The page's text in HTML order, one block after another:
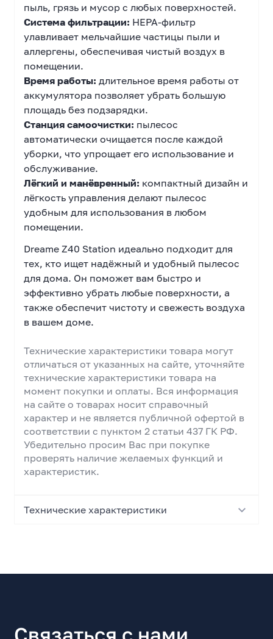
пыль, грязь и мусор с любых поверхностей.
Система фильтрации: HEPA-фильтр
улавливает мельчайшие частицы пыли и
аллергены, обеспечивая чистый воздух в
помещении.
Время работы: длительное время работы от
аккумулятора позволяет убрать большую
площадь без подзарядки.
Станция самоочистки: пылесос
автоматически очищается после каждой
уборки, что упрощает его использование и
обслуживание.
Лёгкий и манёвренный: компактный дизайн и
лёгкость управления делают пылесос
удобным для использования в любом
помещении.
Dreame Z40 Station идеально подходит для
тех, кто ищет надёжный и удобный пылесос
для дома. Он поможет вам быстро и
эффективно убрать любые поверхности, а
также обеспечит чистоту и свежесть воздуха
в вашем доме.
Технические характеристики товара могут
отличаться от указанных на сайте, уточняйте
технические характеристики товара на
момент покупки и оплаты. Вся информация
на сайте о товарах носит справочный
характер и не является публичной офертой в
соответствии с пунктом 2 статьи 437 ГК РФ.
Убедительно просим Вас при покупке
проверять наличие желаемых функций и
характеристик.
Технические характеристики